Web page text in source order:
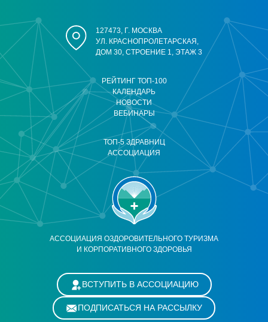
АССОЦИАЦИЯ ОЗДОРОВИТЕЛЬНОГО ТУРИЗМА
И КОРПОРАТИВНОГО ЗДОРОВЬЯ
РЕЙТИНГ ТОП-100
КАЛЕНДАРЬ
НОВОСТИ
ВЕБИНАРЫ
ТОП-5 ЗДРАВНИЦ
АССОЦИАЦИЯ
127473, Г. МОСКВА
УЛ. КРАСНОПРОЛЕТАРСКАЯ,
ДОМ 30, СТРОЕНИЕ 1, ЭТАЖ 3
ВСТУПИТЬ В АССОЦИАЦИЮ
ПОДПИСАТЬСЯ НА РАССЫЛКУ